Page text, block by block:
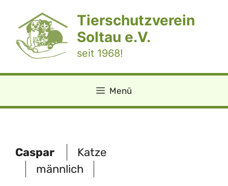
springen
Tierschutzverein
Soltau e.V.
seit 1968!
Menü
Caspar
Katze
männlich